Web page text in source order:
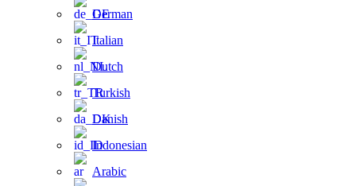
German
Italian
Dutch
Turkish
Danish
Indonesian
Arabic